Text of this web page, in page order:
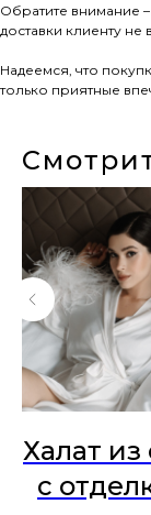
Обратите внимание
доставки клиенту не
Надеемся, что
только приятные
Халат из
с